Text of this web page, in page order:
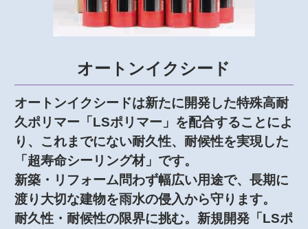
オートンイクシード
オートンイクシードは新たに開発した特殊高耐
久ポリマー「LSポリマー」を配合することによ
り、これまでにない耐久性、耐候性を実現した
「超寿命シーリング材」です。
新築・リフォーム問わず幅広い用途で、長期に
渡り大切な建物を雨水の侵入から守ります。
耐久性・耐候性の限界に挑む。新規開発「LSポ